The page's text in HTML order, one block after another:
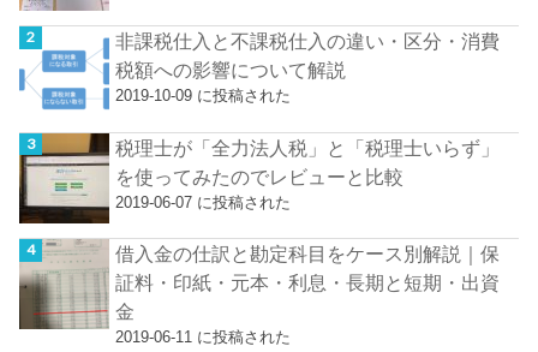
非課税仕入と不課税仕入の違い・区分・消費
税額への影響について解説
2019-10-09 に投稿された
税理士が「全力法人税」と「税理士いらず」
を使ってみたのでレビューと比較
2019-06-07 に投稿された
借入金の仕訳と勘定科目をケース別解説｜保
証料・印紙・元本・利息・長期と短期・出資
金
2019-06-11 に投稿された